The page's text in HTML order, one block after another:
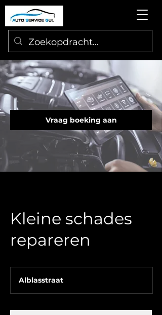
Vraag boeking aan
Kleine schades
repareren
Alblasstraat